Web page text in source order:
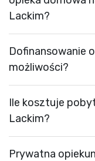
Lackim?
Dofinansowanie
możliwości?
Ile kosztuje
Lackim?
Prywatna